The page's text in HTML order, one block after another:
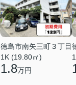
徳島市南矢三町３丁目
1K (19.80㎡)
1.8万円